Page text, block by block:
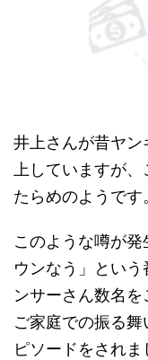
井上さんが昔ヤ
上していますが
たらめのようです
このような噂が
ウンなう」とい
ンサーさん数名を
ご家庭での振る
ピソードをされま